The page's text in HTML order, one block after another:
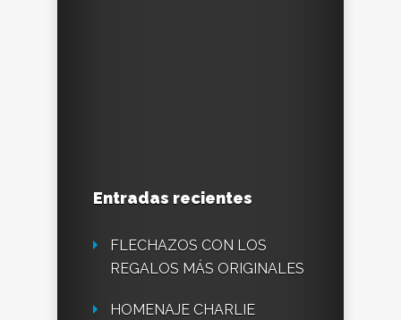
Entradas recientes
FLECHAZOS CON LOS
REGALOS MÁS ORIGINALES
HOMENAJE CHARLIE